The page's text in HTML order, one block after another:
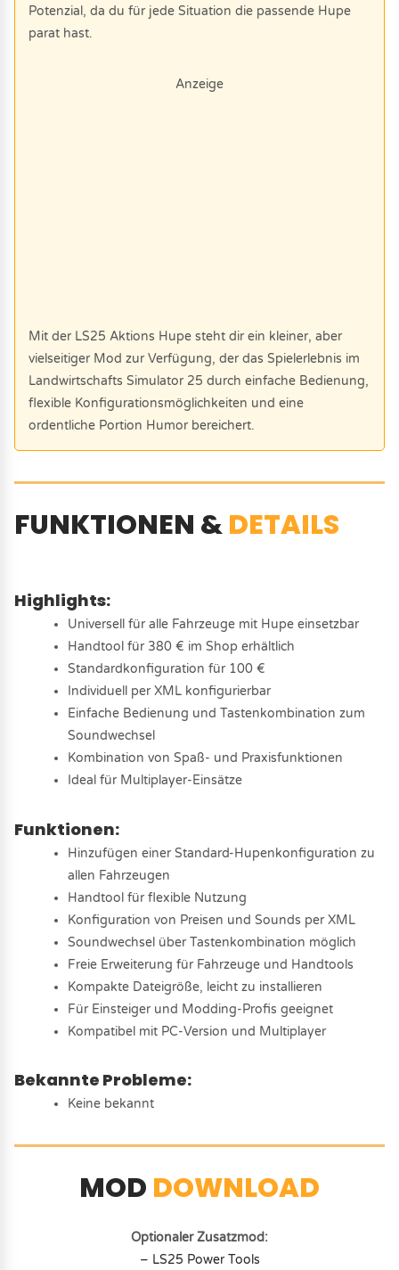
Potenzial, da du für jede Situation die passende Hupe
parat hast.
Anzeige
Mit der LS25 Aktions Hupe steht dir ein kleiner, aber
vielseitiger Mod zur Verfügung, der das Spielerlebnis im
Landwirtschafts Simulator 25 durch einfache Bedienung,
flexible Konfigurationsmöglichkeiten und eine
ordentliche Portion Humor bereichert.
FUNKTIONEN &DETAILS
Highlights:
Universell für alle Fahrzeuge mit Hupe einsetzbar
Handtool für 380 € im Shop erhältlich
Standardkonfiguration für 100 €
Individuell per XML konfigurierbar
Einfache Bedienung und Tastenkombination zum
Soundwechsel
Kombination von Spaß- und Praxisfunktionen
Ideal für Multiplayer-Einsätze
Funktionen:
Hinzufügen einer Standard-Hupenkonfiguration zu
allen Fahrzeugen
Handtool für flexible Nutzung
Konfiguration von Preisen und Sounds per XML
Soundwechsel über Tastenkombination möglich
Freie Erweiterung für Fahrzeuge und Handtools
Kompakte Dateigröße, leicht zu installieren
Für Einsteiger und Modding-Profis geeignet
Kompatibel mit PC-Version und Multiplayer
Bekannte Probleme:
Keine bekannt
MOD DOWNLOAD
Optionaler Zusatzmod:
– LS25 Power Tools